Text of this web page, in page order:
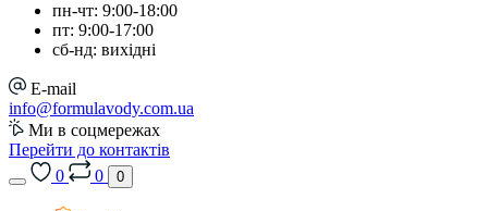
пн-чт: 9:00-18:00
пт: 9:00-17:00
сб-нд: вихідні
E-mail
info@formulavody.com.ua
Ми в соцмережах
Перейти до контактів
0
0 0